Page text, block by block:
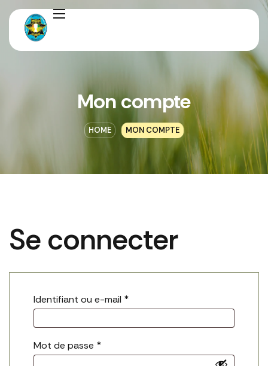
Mon compte
HOME MON COMPTE
Se connecter
Identifiant ou e-mail *
Mot de passe *